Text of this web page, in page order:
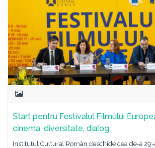
Start pentru Festivalul Filmului
cinema, diversitate, dialog
Institutul Cultural Român deschide cea de-a 29-